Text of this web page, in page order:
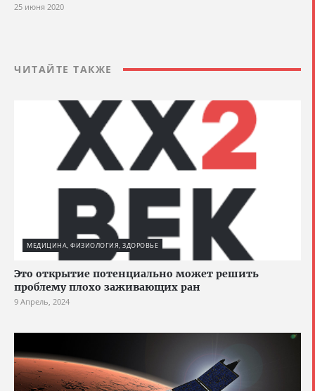
25 июня 2020
ЧИТАЙТЕ ТАКЖЕ
МЕДИЦИНА, ФИЗИОЛОГИЯ, ЗДОРОВЬЕ
Это открытие потенциально может решить
проблему плохо заживающих ран
9 Апрель, 2024